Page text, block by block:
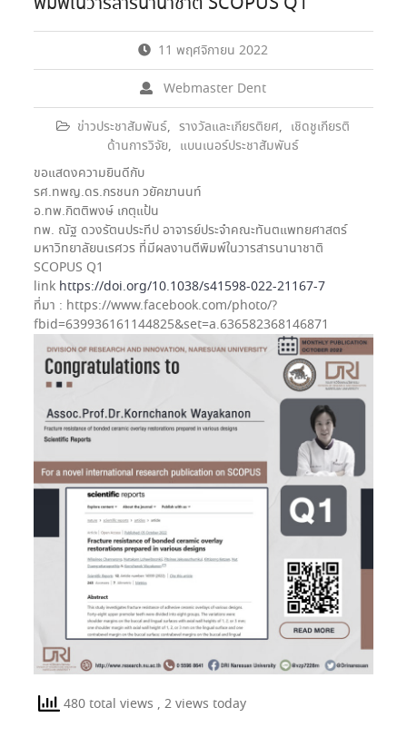
11 พฤศจิกายน 2022
Webmaster Dent
ข่าวประชาสัมพันธ์, รางวัลและเกียรติยศ, เชิดชูเกียรติ
ด้านการวิจัย, แบนเนอร์ประชาสัมพันธ์
ขอแสดงความยินดีกับ
รศ.ทพญ.ดร.กรชนก วยัคฆานนท์
อ.ทพ.กิตติพงษ์ เกตุแป้น
ทพ. ณัฐ ดวงรัตนประทีป อาจารย์ประจำคณะทันตแพทยศาสตร์
มหาวิทยาลัยนเรศวร ที่มีผลงานตีพิมพ์ในวารสารนานาชาติ
SCOPUS Q1
link https://doi.org/10.1038/s41598-022-21167-7
ที่มา : https://www.facebook.com/photo/?
fbid=639936161144825&set=a.636582368146871
480 total views , 2 views today